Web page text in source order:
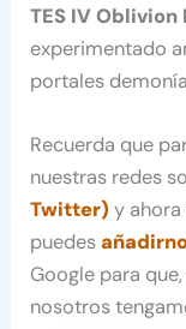
TES IV
experimentado
portales
Recuerda que
nuestras redes
Twitter) y
puedes
Google para
nosotros